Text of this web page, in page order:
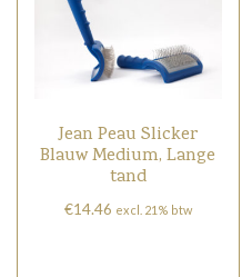
Jean Peau Slicker
Blauw Medium, Lange
tand
€14.46 excl. 21% btw